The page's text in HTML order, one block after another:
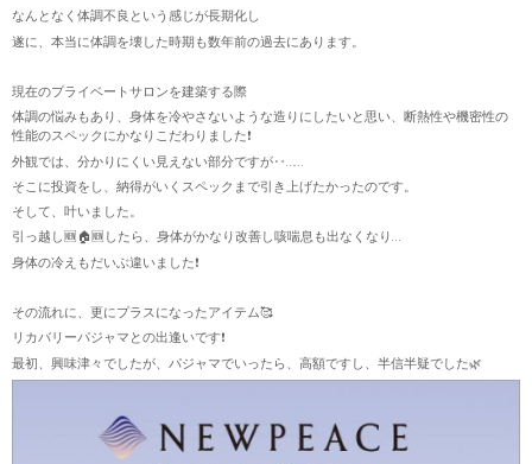
なんとなく体調不良という感じが長期化し
遂に、本当に体調を壊した時期も数年前の過去にあります。
現在のプライベートサロンを建築する際
体調の悩みもあり、身体を冷やさないような造りにしたいと思い、断熱性や機密性の
性能のスペックにかなりこだわりました❗
外観では、分かりにくい見えない部分ですが‥……
そこに投資をし、納得がいくスペックまで引き上げたかったのです。
そして、叶いました。
引っ越し🆕🏠️🆕したら、身体がかなり改善し咳喘息も出なくなり…
身体の冷えもだいぶ違いました❗
その流れに、更にプラスになったアイテム🥰
リカバリーパジャマとの出逢いです❗
最初、興味津々でしたが、パジャマでいったら、高額ですし、半信半疑でした🌿